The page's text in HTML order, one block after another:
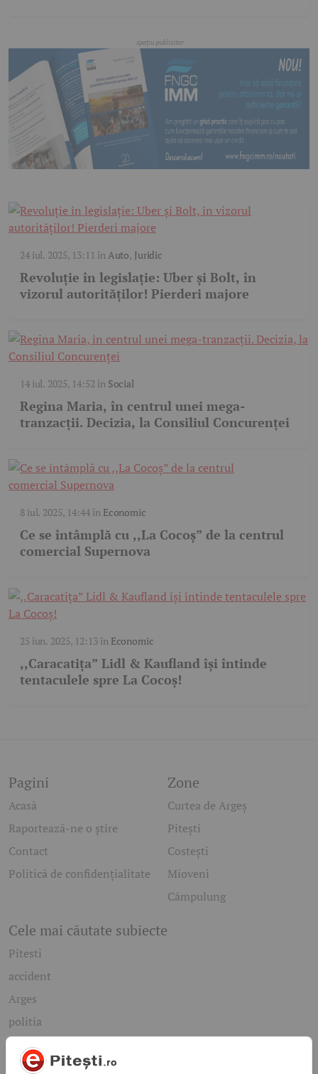
24 iul. 2025, 13:11 înAuto, Juridic
Revoluție în legislație: Uber și Bolt, în
vizorul autorităților! Pierderi majore
14 iul. 2025, 14:52 în Social
Regina Maria, în centrul unei mega-
tranzacții. Decizia, la Consiliul Concurenței
8 iul. 2025, 14:44în Economic
Ce se întâmplă cu ,,La Cocoș” de la centrul
comercial Supernova
25 iun. 2025, 12:13în Economic
,,Caracatița” Lidl & Kaufland își întinde
tentaculele spre La Cocoș!
Pagini
Acasă
Raportează-ne o știre
Contact
Politică de confidențialitate
Zone
Curtea de Argeș
Pitești
Costești
Mioveni
Câmpulung
Cele mai căutate subiecte
Pitesti
accident
Arges
politia
mioveni